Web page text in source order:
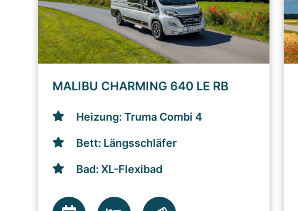
MALIBU CHARMING 640 LE RB
Heizung: Truma Combi 4
Bett: Längsschläfer
Bad: XL-Flexibad